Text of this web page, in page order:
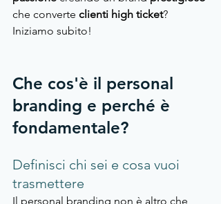
che converte clienti high ticket?
Iniziamo subito!
Che cos'è il personal
branding e perché è
fondamentale?
Definisci chi sei e cosa vuoi
trasmettere
Il personal branding non è altro che